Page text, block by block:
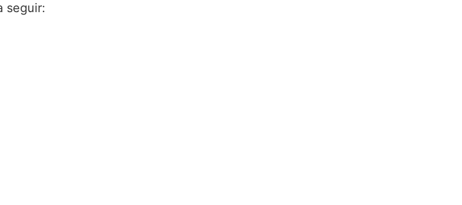
seguir: